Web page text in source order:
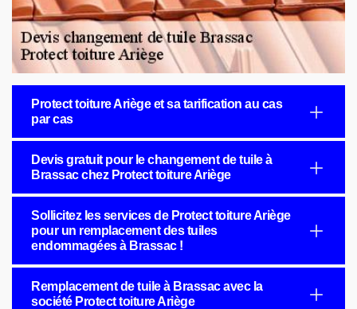
Protect toiture Ariège et sa tarification au cas
par cas
Devis gratuit pour le changement de tuile à
Brassac chez Protect toiture Ariège
Sollicitez les services de Protect toiture Ariège
pour un remplacement des tuiles
endommagées à Brassac !
Remplacement de tuile à Brassac avec la
société Protect toiture Ariège